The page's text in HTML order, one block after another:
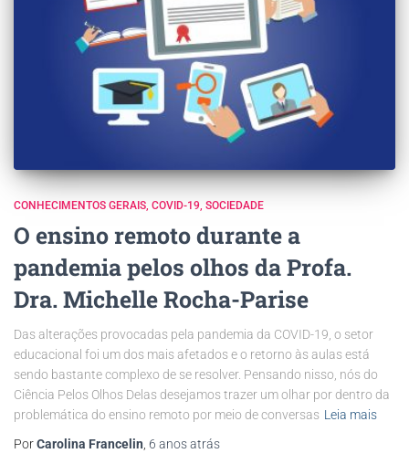
CONHECIMENTOS GERAIS COVID-19 SOCIEDADE
O ensino remoto durante a
pandemia pelos olhos da Profa.
Dra. Michelle Rocha-Parise
Das alterações provocadas pela pandemia da COVID-19, o setor
educacional foi um dos mais afetados e o retorno às aulas está
sendo bastante complexo de se resolver. Pensando nisso, nós do
Ciência Pelos Olhos Delas desejamos trazer um olhar por dentro da
problemática do ensino remoto por meio de conversas Leia mais
PorCarolina Francelin, 6 anosatrás